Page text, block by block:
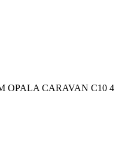
OPALA CARAVAN C10 4